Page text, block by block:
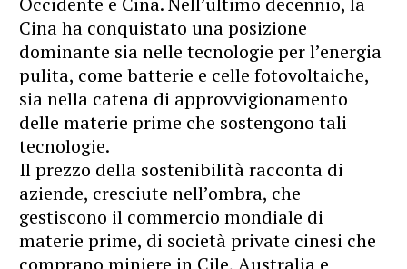
Cina ha conquistato una posizione
dominante sia nelle tecnologie per l’energia
pulita, come batterie e celle fotovoltaiche,
sia nella catena di approvvigionamento
delle materie prime che sostengono tali
tecnologie.​
Il prezzo della sostenibilità racconta di
aziende, cresciute nell’ombra, che
gestiscono il commercio mondiale di
materie prime, di società private cinesi che
comprano miniere in Cile, Australia e